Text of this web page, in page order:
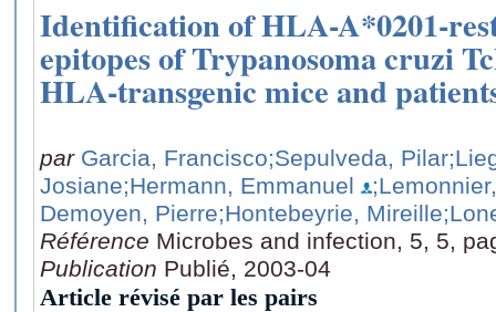
Identification of HLA-A*0201-
epitopes of Trypanosoma cruzi
HLA-transgenic mice and
par Garcia, Francisco;Sepulveda, Pilar
Josiane;Hermann, Emmanuel
Demoyen, Pierre;Hontebeyrie, Mireille
Référence Microbes and infection, 5, 5,
Publication Publié, 2003-04
Article révisé par les pairs